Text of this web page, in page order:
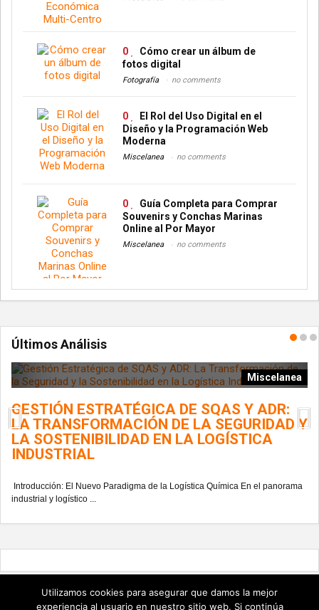
0
Cómo crear un álbum de
fotos digital
Fotografía no comments
0
El Rol del Uso Digital en el
Diseño y la Programación Web
Moderna
Miscelanea no comments
0
Guía Completa para Comprar
Souvenirs y Conchas Marinas
Online al Por Mayor
Miscelanea no comments
Últimos Análisis
Miscelanea
GESTIÓN ESTRATÉGICA DE SQAS Y ADR:
LA TRANSFORMACIÓN DE LA SEGURIDAD Y
LA SOSTENIBILIDAD EN LA LOGÍSTICA
INDUSTRIAL
Introducción: El Nuevo Paradigma de la Logística Química En el panorama
industrial y logístico ...
Utilizamos cookies para asegurar que damos la mejor
experiencia al usuario en nuestro sitio web. Si continúa